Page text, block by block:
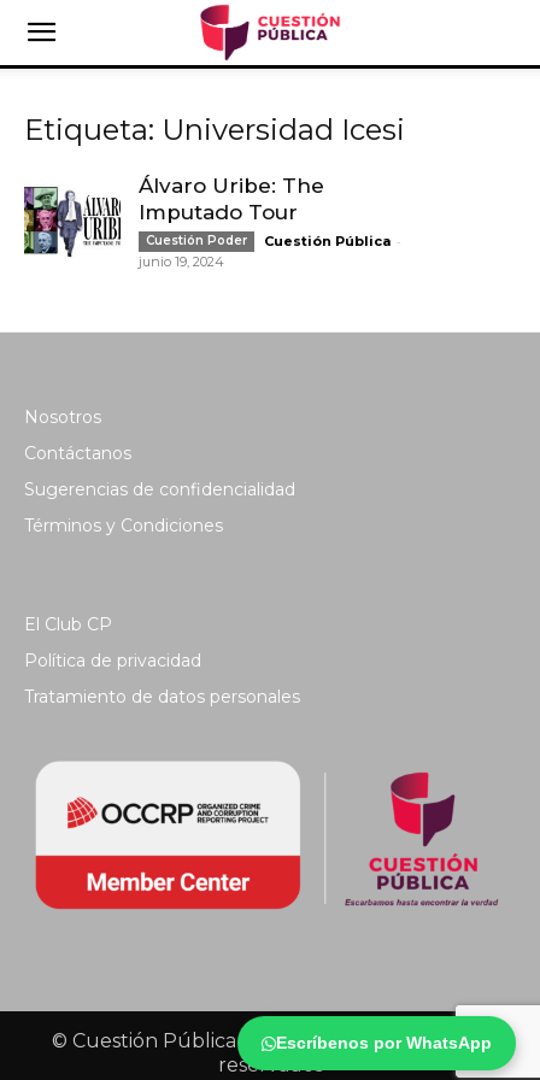
Escríbenos por WhatsApp
Etiqueta: Universidad Icesi
Álvaro Uribe: The
Imputado Tour
Cuestión Poder Cuestión Pública -
junio 19, 2024
Nosotros
Contáctanos
Sugerencias de confidencialidad
Términos y Condiciones
El Club CP
Política de privacidad
Tratamiento de datos personales
© Cuestión Pública 2018 - Todos los derechos
reservados